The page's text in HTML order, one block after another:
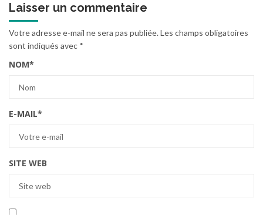
Laisser un commentaire
Votre adresse e-mail ne sera pas publiée.Les champs obligatoires
sont indiqués avec *
NOM*
E-MAIL*
SITE WEB